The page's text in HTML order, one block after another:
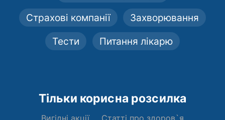
Страхові компанії Захворювання
Тести Питання лікарю
Тільки корисна розсилка